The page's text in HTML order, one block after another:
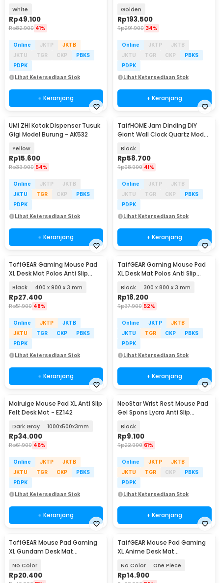
White
Rp49.100
Rp82.900 41%
Online JKTP
JKTB
JKTU
TGR CKP
PBKS
PDPK
Lihat Ketersediaan Stok
+ Keranjang
Golden
Rp193.500
Rp291.900 34%
Online JKTP
JKTB
JKTU
TGR CKP
PBKS
PDPK
Lihat Ketersediaan Stok
+ Keranjang
UMI ZHI Kotak Dispenser Tusuk
Gigi Model Burung - AK532
Yellow
Rp15.600
Rp33.900 54%
Online JKTP
JKTB
JKTU
TGR CKP
PBKS
PDPK
Lihat Ketersediaan Stok
+ Keranjang
TaffHOME Jam Dinding DIY
Giant Wall Clock Quartz Model
Black
Rp58.700
Rp98.900 41%
Online JKTP
JKTB
JKTU
TGR CKP
PBKS
PDPK
Lihat Ketersediaan Stok
+ Keranjang
TaffGEAR Gaming Mouse Pad
XL Desk Mat Polos Anti Slip
Black 400 x 900 x 3 mm
Rp27.400
Rp51.900 48%
Online JKTP
JKTB
JKTU
TGR CKP
PBKS
PDPK
Lihat Ketersediaan Stok
+ Keranjang
TaffGEAR Gaming Mouse Pad
XL Desk Mat Polos Anti Slip
Black 300 x 800 x 3 mm
Rp18.200
Rp37.900 52%
Online JKTP
JKTB
JKTU
TGR CKP
PBKS
PDPK
Lihat Ketersediaan Stok
+ Keranjang
Mairuige Mouse Pad XL Anti Slip
Felt Desk Mat - EZ142
Dark Gray 1000x500x3mm
Rp34.000
Rp61.900 46%
Online JKTP
JKTB
JKTU
TGR CKP
PBKS
PDPK
Lihat Ketersediaan Stok
+ Keranjang
NeoStar Wrist Rest Mouse Pad
Gel Spons Lycra Anti Slip
Black
Rp9.100
Rp22.900 61%
Online JKTP
JKTB
JKTU
TGR CKP
PBKS
PDPK
Lihat Ketersediaan Stok
+ Keranjang
TaffGEAR Mouse Pad Gaming
XL Gundam Desk Mat
No Color
Rp20.400
TaffGEAR Mouse Pad Gaming
XL Anime Desk Mat
No Color One Piece
Rp14.900